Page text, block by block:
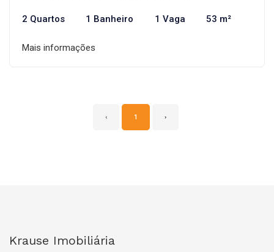
2 Quartos 1 Banheiro 1 Vaga 53 m²
Mais informações
‹ 1 ›
Krause Imobiliária